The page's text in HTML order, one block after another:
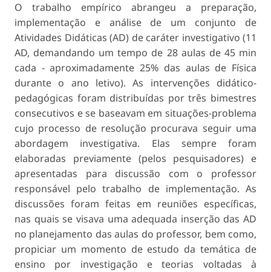
O trabalho empírico abrangeu a preparação,
implementação e análise de um conjunto de
Atividades Didáticas (AD) de caráter investigativo (11
AD, demandando um tempo de 28 aulas de 45 min
cada - aproximadamente 25% das aulas de Física
durante o ano letivo). As intervenções didático-
pedagógicas foram distribuídas por três bimestres
consecutivos e se baseavam em situações-problema
cujo processo de resolução procurava seguir uma
abordagem investigativa. Elas sempre foram
elaboradas previamente (pelos pesquisadores) e
apresentadas para discussão com o professor
responsável pelo trabalho de implementação. As
discussões foram feitas em reuniões específicas,
nas quais se visava uma adequada inserção das AD
no planejamento das aulas do professor, bem como,
propiciar um momento de estudo da temática de
ensino por investigação e teorias voltadas à